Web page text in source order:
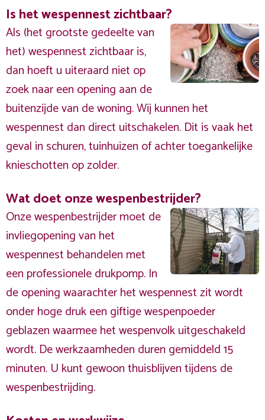
Is het wespennest zichtbaar?
Als (het grootste gedeelte van
het) wespennest zichtbaar is,
dan hoeft u uiteraard niet op
zoek naar een opening aan de
buitenzijde van de woning. Wij kunnen het
wespennest dan direct uitschakelen. Dit is vaak het
geval in schuren, tuinhuizen of achter toegankelijke
knieschotten op zolder.
Wat doet onze wespenbestrijder?
Onze wespenbestrijder moet de
invliegopening van het
wespennest behandelen met
een professionele drukpomp. In
de opening waarachter het wespennest zit wordt
onder hoge druk een giftige wespenpoeder
geblazen waarmee het wespenvolk uitgeschakeld
wordt. De werkzaamheden duren gemiddeld 15
minuten. U kunt gewoon thuisblijven tijdens de
wespenbestrijding.